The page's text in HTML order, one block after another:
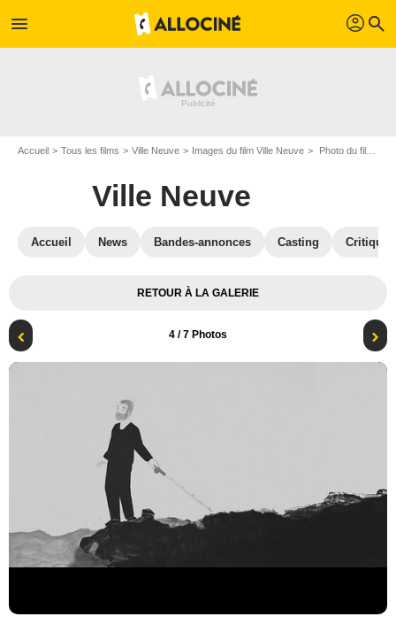
menu profil search
Accueil Tous les films Ville Neuve Images du film Ville Neuve Photo du film Ville Neuve - Photo 4
Ville Neuve
Accueil News Bandes-annonces Casting
RETOUR À LA GALERIE
4 / 7 Photos